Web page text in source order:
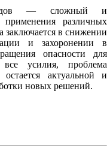
— сложный и
различных
заключается в снижении
и захоронении в
опасности для
усилия, проблема
актуальной и
новых решений.